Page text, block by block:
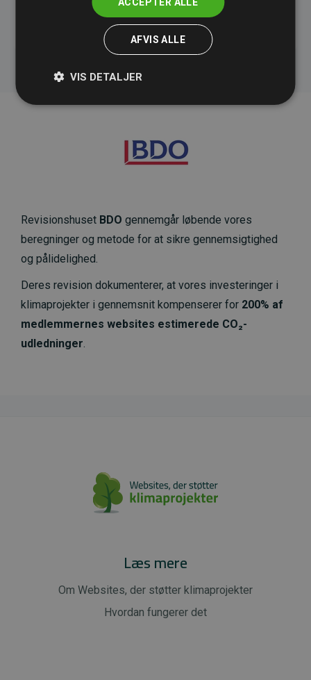
initiativet Websites, der støtter klimaprojekter
Revisionshuset BDO gennemgår løbende vores
beregninger og metode for at sikre gennemsigtighed
og pålidelighed.
Deres revision dokumenterer, at vores investeringer i
klimaprojekter i gennemsnit kompenserer for 200% af
medlemmernes websites estimerede CO₂-
udledninger.
Læs mere
Om Websites, der støtter klimaprojekter
Hvordan fungerer det
AFVIS ALLE
VIS DETALJER